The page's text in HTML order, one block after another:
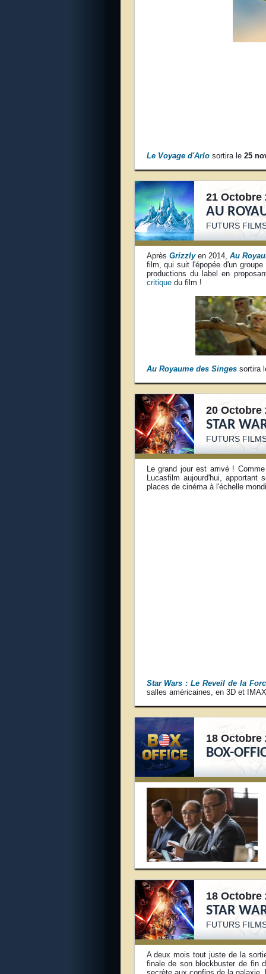
Le Voyage d'Arlosortira le 25
21 Octobre
AU
FUTURS
Après Grizzlyen 2014,Au
film, qui suit l'épopée d'un
productions du label en
critiquedu film !
Au Royaume des Singessortira
20 Octobre
STAR
FUTURS
Le grand jour est arrivé !
Lucasfilm aujourd'hui,
places de cinéma à l'échelle
Star Wars : Le Reveil de la
salles américaines, en 3D et
18 Octobre
BOX-
18 Octobre
STAR
FUTURS
A deux mois tout juste de la
finale de son blockbuster de fin